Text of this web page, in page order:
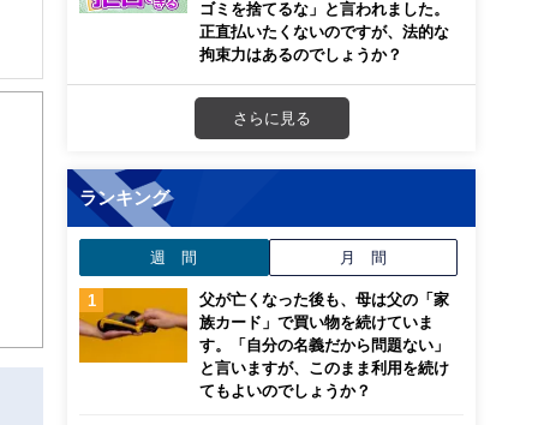
き
ゴミを捨てるな」と言われました。
正直払いたくないのですが、法的な
拘束力はあるのでしょうか？
さらに見る
ランキング
週 間 月 間
父が亡くなった後も、母は父の「家
族カード」で買い物を続けていま
す。「自分の名義だから問題ない」
と言いますが、このまま利用を続け
てもよいのでしょうか？